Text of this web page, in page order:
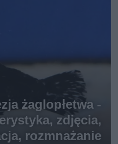
żaglopłetwa -
zdjęcia,
rozmnażanie